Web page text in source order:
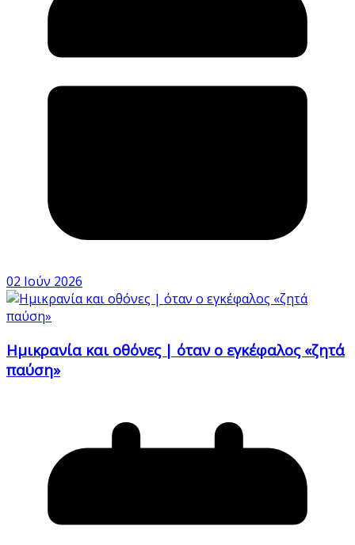
02 Ιούν 2026
Ημικρανία και οθόνες | όταν ο εγκέφαλος «ζητά
παύση»